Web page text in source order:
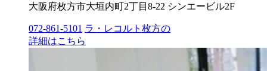
大阪府枚方市大垣内町2丁目8-22 シンエービル2F
072-861-5101 ラ・レコルト枚方の
詳細はこちら